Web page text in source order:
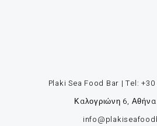
Plaki Sea Food Bar | Tel:+30
Καλογριώνη 6,